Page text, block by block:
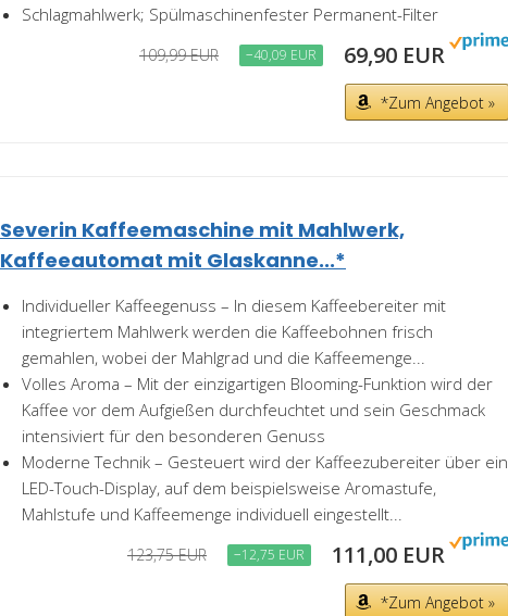
Schlagmahlwerk; Spülmaschinenfester Permanent-Filter
109,99 EUR −40,09 EUR 69,90 EUR
*Zum Angebot »
Severin Kaffeemaschine mit Mahlwerk,
Kaffeeautomat mit Glaskanne...*
Individueller Kaffeegenuss – In diesem Kaffeebereiter mit
integriertem Mahlwerk werden die Kaffeebohnen frisch
gemahlen, wobei der Mahlgrad und die Kaffeemenge...
Volles Aroma – Mit der einzigartigen Blooming-Funktion wird der
Kaffee vor dem Aufgießen durchfeuchtet und sein Geschmack
intensiviert für den besonderen Genuss
Moderne Technik – Gesteuert wird der Kaffeezubereiter über ein
LED-Touch-Display, auf dem beispielsweise Aromastufe,
Mahlstufe und Kaffeemenge individuell eingestellt...
123,75 EUR −12,75 EUR 111,00 EUR
*Zum Angebot »